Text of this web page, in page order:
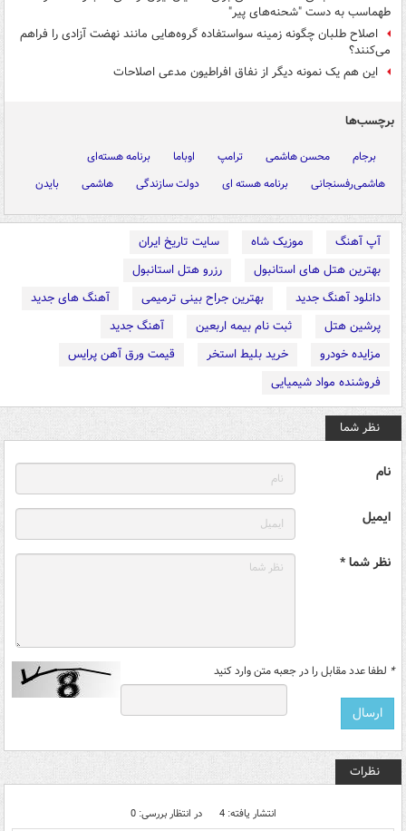
طهماسب به دست "شحنه‌های پیر"
اصلاح طلبان چگونه زمینه سواستفاده گروه‌هایی مانند نهضت آزادی را فراهم
می‌کنند؟
این هم یک نمونه دیگر از نفاق افراطیون مدعی اصلاحات
برچسب‌ها
برجام محسن هاشمی ترامپ اوباما
برنامه هسته‌ای
هاشمی‌رفسنجانی
برنامه هسته ای دولت سازندگی هاشمی بایدن
آپ آهنگ موزیک شاه
سایت تاریخ ایران
بهترین هتل های استانبول
رزرو هتل استانبول
دانلود آهنگ جدید
بهترین جراح بینی ترمیمی
آهنگ های جدید
پرشین هتل
ثبت نام بیمه اربعین
آهنگ جدید
مزایده خودرو
خرید بلیط استخر
قیمت ورق آهن پرایس
فروشنده مواد شیمیایی
نظر شما
نام
ایمیل
نظر شما *
* لطفا عدد مقابل را در جعبه متن وارد کنید
نظرات
انتشار یافته: 4 در انتظار بررسی: 0